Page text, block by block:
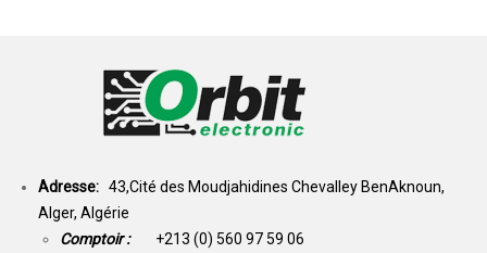
Adresse: 43,Cité des Moudjahidines Chevalley BenAknoun,
Alger, Algérie
Comptoir : +213 (0) 560 97 59 06